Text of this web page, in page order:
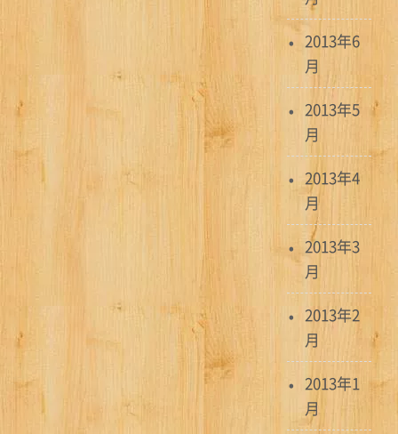
2013年6
月
2013年5
月
2013年4
月
2013年3
月
2013年2
月
2013年1
月